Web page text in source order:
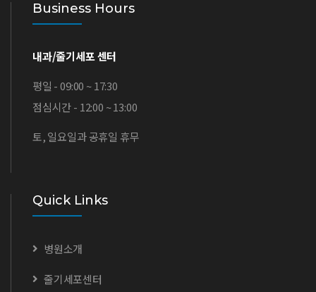
Business Hours
내과/줄기세포 센터
평일 - 09:00 ~ 17:30
점심시간 - 12:00 ~ 13:00
토, 일요일과 공휴일 휴무
Quick Links
병원소개
줄기세포센터